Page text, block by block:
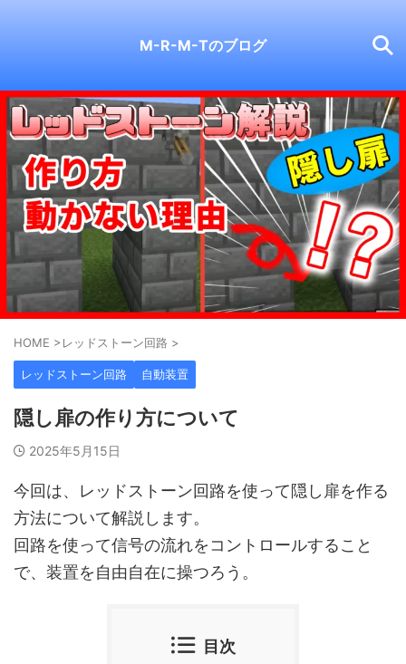
M-R-M-Tのブログ
HOME >レッドストーン回路 >
レッドストーン回路 自動装置
隠し扉の作り方について
2025年5月15日
今回は、レッドストーン回路を使って隠し扉を作る
方法について解説します。
回路を使って信号の流れをコントロールすること
で、装置を自由自在に操つろう。
目次